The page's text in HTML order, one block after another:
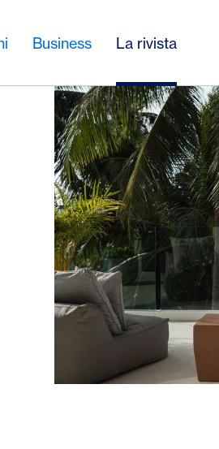
Business La rivista